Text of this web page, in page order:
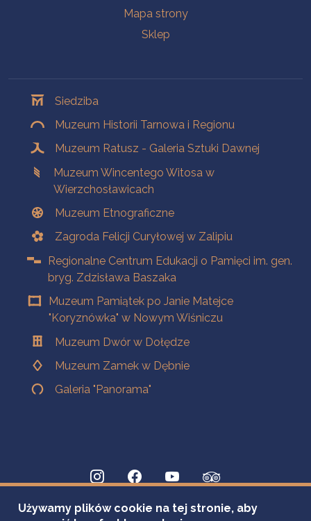
Mapa strony
Sklep
Siedziba
Muzeum Historii Tarnowa i Regionu
Muzeum Ratusz - Galeria Sztuki Dawnej
Muzeum Wincentego Witosa w
Wierzchosławicach
Muzeum Etnograficzne
Zagroda Felicji Curyłowej w Zalipiu
Regionalne Centrum Edukacji o Pamięci im. gen.
bryg. Zdzisława Baszaka
Muzeum Pamiątek po Janie Matejce
"Koryznówka" w Nowym Wiśniczu
Muzeum Dwór w Dołędze
Muzeum Zamek w Dębnie
Galeria "Panorama"
Używamy plików cookie na tej stronie, aby